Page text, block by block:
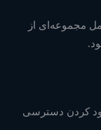
مجموعه‌ای از
کردن دسترسی